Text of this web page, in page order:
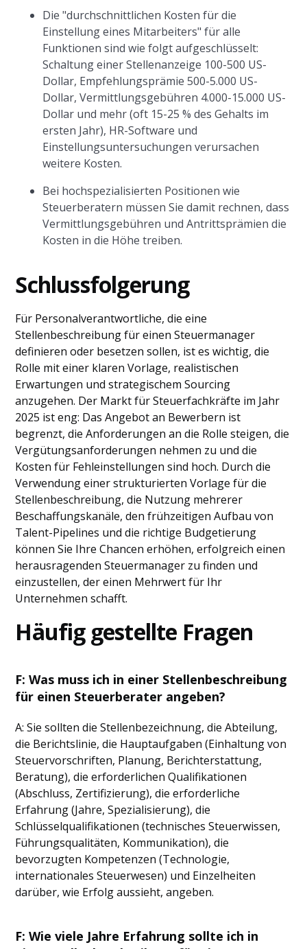
Die "durchschnittlichen Kosten für die
Einstellung eines Mitarbeiters" für alle
Funktionen sind wie folgt aufgeschlüsselt:
Schaltung einer Stellenanzeige 100-500 US-
Dollar, Empfehlungsprämie 500-5.000 US-
Dollar, Vermittlungsgebühren 4.000-15.000 US-
Dollar und mehr (oft 15-25 % des Gehalts im
ersten Jahr), HR-Software und
Einstellungsuntersuchungen verursachen
weitere Kosten.
Bei hochspezialisierten Positionen wie
Steuerberatern müssen Sie damit rechnen, dass
Vermittlungsgebühren und Antrittsprämien die
Kosten in die Höhe treiben.
Schlussfolgerung
Für Personalverantwortliche, die eine
Stellenbeschreibung für einen Steuermanager
definieren oder besetzen sollen, ist es wichtig, die
Rolle mit einer klaren Vorlage, realistischen
Erwartungen und strategischem Sourcing
anzugehen. Der Markt für Steuerfachkräfte im Jahr
2025 ist eng: Das Angebot an Bewerbern ist
begrenzt, die Anforderungen an die Rolle steigen, die
Vergütungsanforderungen nehmen zu und die
Kosten für Fehleinstellungen sind hoch. Durch die
Verwendung einer strukturierten Vorlage für die
Stellenbeschreibung, die Nutzung mehrerer
Beschaffungskanäle, den frühzeitigen Aufbau von
Talent-Pipelines und die richtige Budgetierung
können Sie Ihre Chancen erhöhen, erfolgreich einen
herausragenden Steuermanager zu finden und
einzustellen, der einen Mehrwert für Ihr
Unternehmen schafft.
Häufig gestellte Fragen
F: Was muss ich in einer Stellenbeschreibung
für einen Steuerberater angeben?
A: Sie sollten die Stellenbezeichnung, die Abteilung,
die Berichtslinie, die Hauptaufgaben (Einhaltung von
Steuervorschriften, Planung, Berichterstattung,
Beratung), die erforderlichen Qualifikationen
(Abschluss, Zertifizierung), die erforderliche
Erfahrung (Jahre, Spezialisierung), die
Schlüsselqualifikationen (technisches Steuerwissen,
Führungsqualitäten, Kommunikation), die
bevorzugten Kompetenzen (Technologie,
internationales Steuerwesen) und Einzelheiten
darüber, wie Erfolg aussieht, angeben.
F: Wie viele Jahre Erfahrung sollte ich in